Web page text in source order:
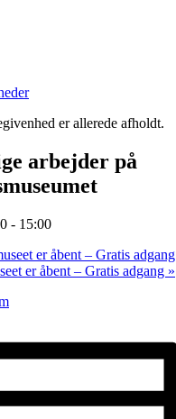
er allerede afholdt.
arbejder på
- 15:00
er åbent – Gratis adgang
er åbent – Gratis adgang »